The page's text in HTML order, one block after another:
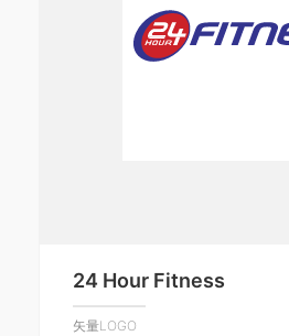
24 Hour Fitness
矢量LOGO